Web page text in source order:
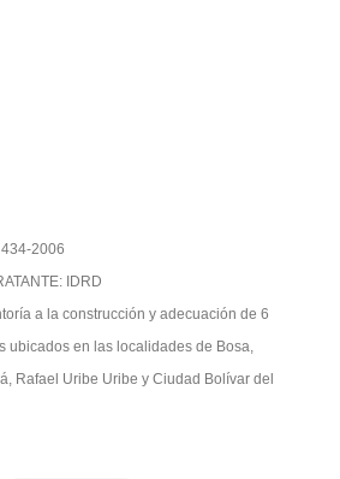
2006
IDRD
a la construcción y adecuación de 6
ubicados en las localidades de Bosa,
Rafael Uribe Uribe y Ciudad Bolívar del